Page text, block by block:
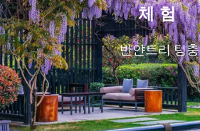
체험
반얀트리 텅충